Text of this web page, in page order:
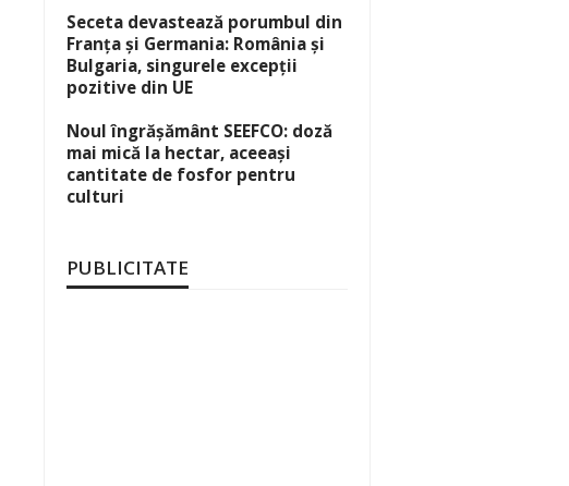
Seceta devastează porumbul din
Franța și Germania: România și
Bulgaria, singurele excepții
pozitive din UE
Noul îngrășământ SEEFCO: doză
mai mică la hectar, aceeași
cantitate de fosfor pentru
culturi
PUBLICITATE